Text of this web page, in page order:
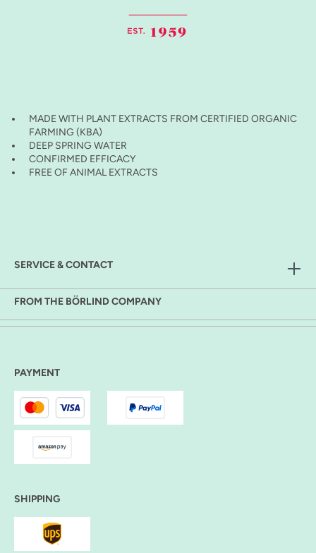
MADE WITH PLANT EXTRACTS FROM CERTIFIED ORGANIC
FARMING (KBA)
DEEP SPRING WATER
CONFIRMED EFFICACY
FREE OF ANIMAL EXTRACTS
SERVICE & CONTACT
FROM THE BÖRLIND COMPANY
PAYMENT
SHIPPING